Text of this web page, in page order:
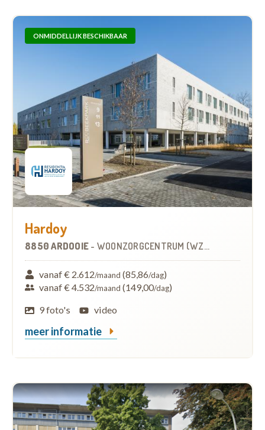
ONMIDDELLIJK BESCHIKBAAR
Hardoy
8850 ARDOOIE - WOONZORGCENTRUM (WZC)
vanaf € 2.612/maand (85,86/dag)
vanaf € 4.532/maand (149,00/dag)
9 foto's
video
meer informatie